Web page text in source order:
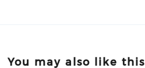
You may also like this